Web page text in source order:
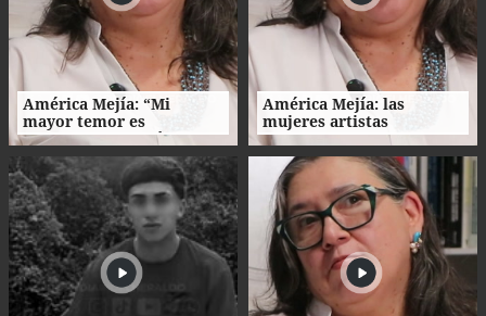
América Mejía: “Mi
mayor temor es
traicionarme a mí
misma"
América Mejía: las
mujeres artistas
enfrentan barreras entre
la creación, el trabajo y el
hogar